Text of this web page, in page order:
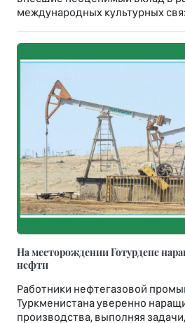
международных культурных
На месторождении Готурдепе
нефти
Работники нефтегазовой
Туркменистана уверенно
производства, выполняя